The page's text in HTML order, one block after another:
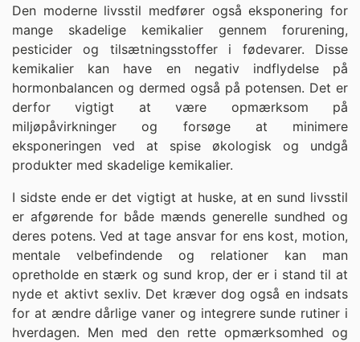
Den moderne livsstil medfører også eksponering for
mange skadelige kemikalier gennem forurening,
pesticider og tilsætningsstoffer i fødevarer. Disse
kemikalier kan have en negativ indflydelse på
hormonbalancen og dermed også på potensen. Det er
derfor vigtigt at være opmærksom på
miljøpåvirkninger og forsøge at minimere
eksponeringen ved at spise økologisk og undgå
produkter med skadelige kemikalier.
I sidste ende er det vigtigt at huske, at en sund livsstil
er afgørende for både mænds generelle sundhed og
deres potens. Ved at tage ansvar for ens kost, motion,
mentale velbefindende og relationer kan man
opretholde en stærk og sund krop, der er i stand til at
nyde et aktivt sexliv. Det kræver dog også en indsats
for at ændre dårlige vaner og integrere sunde rutiner i
hverdagen. Men med den rette opmærksomhed og